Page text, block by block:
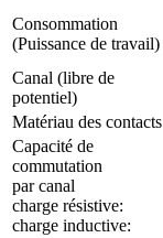
Consommation
(Puissance de travail)
Canal (libre de
potentiel)
Matériau des contacts
Capacité de
commutation
par canal
charge résistive:
charge inductive: